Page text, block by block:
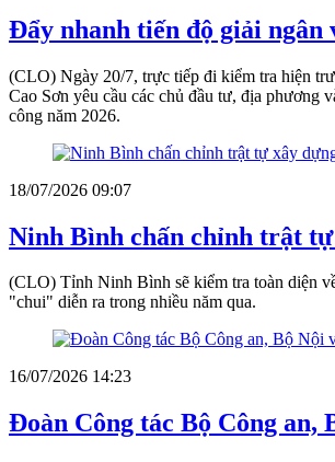
Đẩy nhanh tiến độ giải ngân
(CLO) Ngày 20/7, trực tiếp đi kiểm tra hiện
Cao Sơn yêu cầu các chủ đầu tư, địa phương
công năm 2026.
18/07/2026 09:07
Ninh Bình chấn chỉnh trật
(CLO) Tỉnh Ninh Bình sẽ kiểm tra toàn diện
"chui" diễn ra trong nhiều năm qua.
16/07/2026 14:23
Đoàn Công tác Bộ Công an,